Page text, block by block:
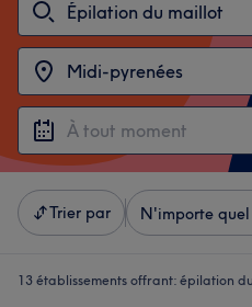
Trier par N'importe
13 établissements offrant: épilation